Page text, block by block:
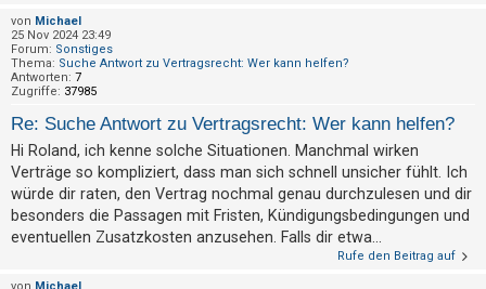
o
r
t
e
t
e
T
h
e
von Michael
25 Nov 2024 23:49
Forum: Sonstiges
Thema: Suche Antwort zu Vertragsrecht: Wer kann helfen?
Antworten: 7
Zugriffe: 37985
Re: Suche Antwort zu Vertragsrecht: Wer kann helfen?
Hi Roland, ich kenne solche Situationen. Manchmal wirken
Verträge so kompliziert, dass man sich schnell unsicher fühlt. Ich
würde dir raten, den Vertrag nochmal genau durchzulesen und dir
besonders die Passagen mit Fristen, Kündigungsbedingungen und
eventuellen Zusatzkosten anzusehen. Falls dir etwa...
Rufe den Beitrag auf